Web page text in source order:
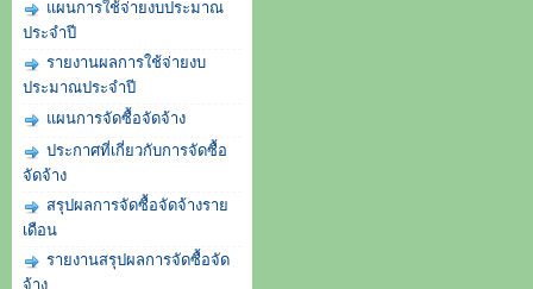
แผนการใช้จ่ายงบประมาณ
ประจำปี
รายงานผลการใช้จ่ายงบ
ประมาณประจำปี
แผนการจัดซื้อจัดจ้าง
ประกาศที่เกี่ยวกับการจัดซื้อ
จัดจ้าง
สรุปผลการจัดซื้อจัดจ้างราย
เดือน
รายงานสรุปผลการจัดซื้อจัด
จ้าง